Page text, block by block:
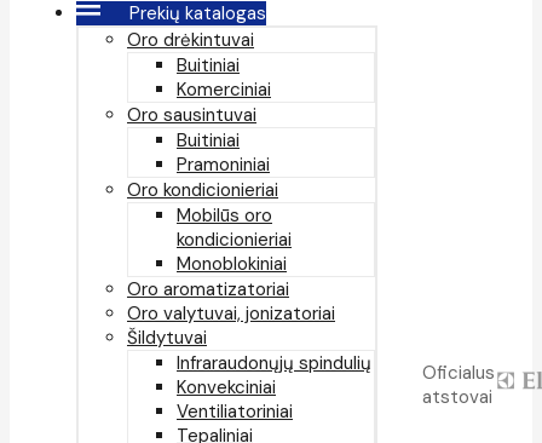
Prekių katalogas
Oro drėkintuvai
Buitiniai
Komerciniai
Oro sausintuvai
Buitiniai
Pramoniniai
Oro kondicionieriai
Mobilūs oro
kondicionieriai
Monoblokiniai
Oro aromatizatoriai
Oro valytuvai, jonizatoriai
Šildytuvai
Infraraudonųjų spindulių
Konvekciniai
Ventiliatoriniai
Tepaliniai
Oficialus
atstovai